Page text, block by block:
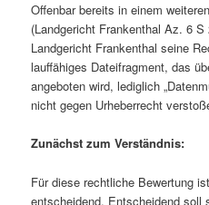
Offenbar bereits in einem
(Landgericht Frankenthal Az. 6
Landgericht Frankenthal seine
lauffähiges Dateifragment, das
angeboten wird, lediglich
nicht gegen Urheberrecht
Zunächst zum Verständnis:
Für diese rechtliche Bewertung
entscheidend. Entscheidend soll